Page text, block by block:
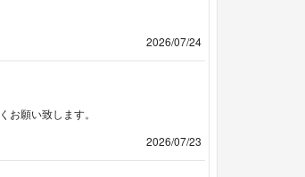
2026/07/24
願い致します。
2026/07/23